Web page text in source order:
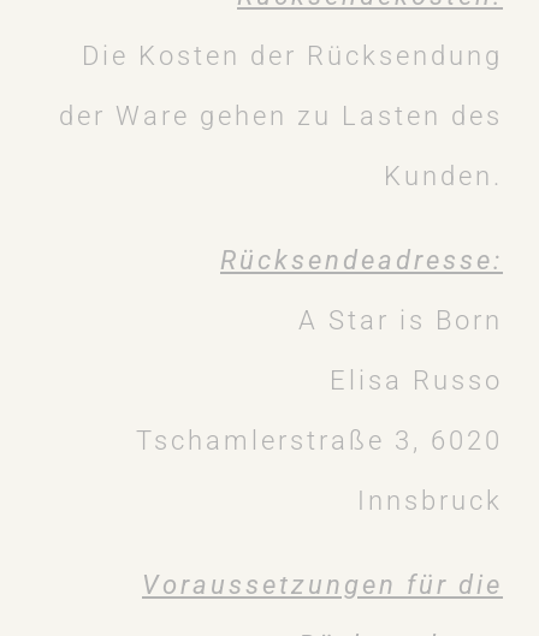
Die Kosten der Rücksendung
der Ware gehen zu Lasten des
Kunden.
Rücksendeadresse:
A Star is Born
Elisa Russo
Tschamlerstraße 3, 6020
Innsbruck
Voraussetzungen für die